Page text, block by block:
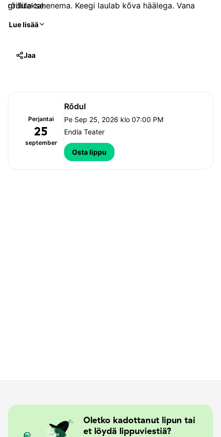
rõdule tahenema. Keegi laulab kõva häälega. Vana
seisma ja vaatab üht rõdu. Üht kindlat rõdu.
See on argipoeetiline lavastus väikesest inimesest
grillitakse.
Lue lisää
Jaa
Perjantai
25
september
Rõdul
Pe Sep 25, 2026 klo 07:00 PM
Endla Teater
Osta lippu
Oletko kadottanut lipun tai
et löydä lippuviestiä?